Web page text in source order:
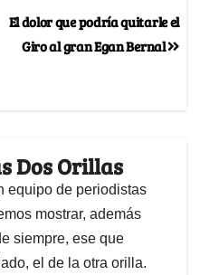
El dolor que podría quitarle el
Giro al gran Egan Bernal
Dos Orillas
equipo de periodistas
mostrar, además
siempre, ese que
el de la otra orilla.